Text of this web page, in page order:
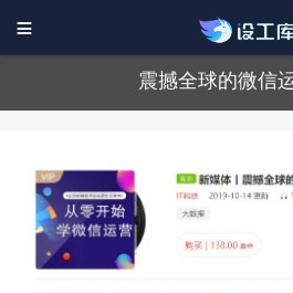

震撼全球的微信